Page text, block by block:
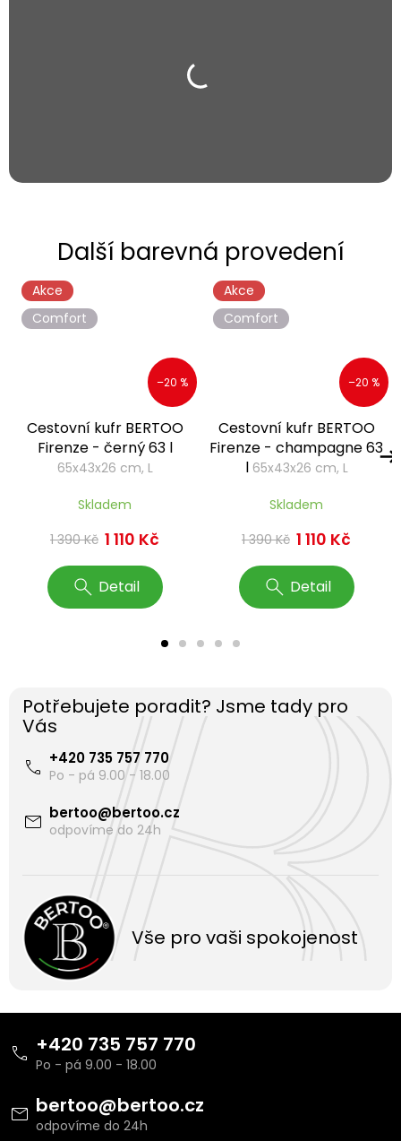
Akce
Comfort
–20 %
Cestovní kufr BERTOO
Firenze - černý 63 l
65x43x26 cm, L
Skladem
1 390 Kč 1 110 Kč
Detail
Akce
Comfort
–20 %
Cestovní kufr BERTOO
Firenze - champagne 63
l 65x43x26 cm, L
Skladem
1 390 Kč 1 110 Kč
Detail
Potřebujete poradit? Jsme tady pro
Vás
bertoo@bertoo.cz
+420 735 757 770
Vše pro vaši spokojenost
bertoo@bertoo.cz
+420 735 757 770